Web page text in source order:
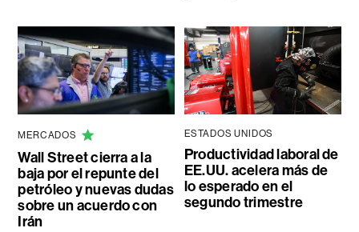
MERCADOS
Wall Street cierra a la
baja por el repunte del
petróleo y nuevas dudas
sobre un acuerdo con
Irán
ESTADOS UNIDOS
Productividad laboral de
EE.UU. acelera más de
lo esperado en el
segundo trimestre